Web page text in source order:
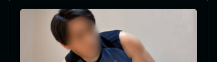
やかな身体を活かした安定感のある手技で、全身を
ゆっくりとほぐしながら深いリラクゼーションへ導
いてくれます。 爽やかなルックスと誠実な人柄を兼
ね備えた、何度でも会いたくなるセラピスト。きっ
と「会えて良かった」と感じていただける特別なひ